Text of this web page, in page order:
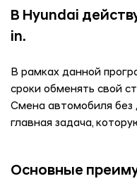
В Hyundai
in.
В рамках данной
сроки обменять свой
Смена автомобиля
главная задача,
Основные